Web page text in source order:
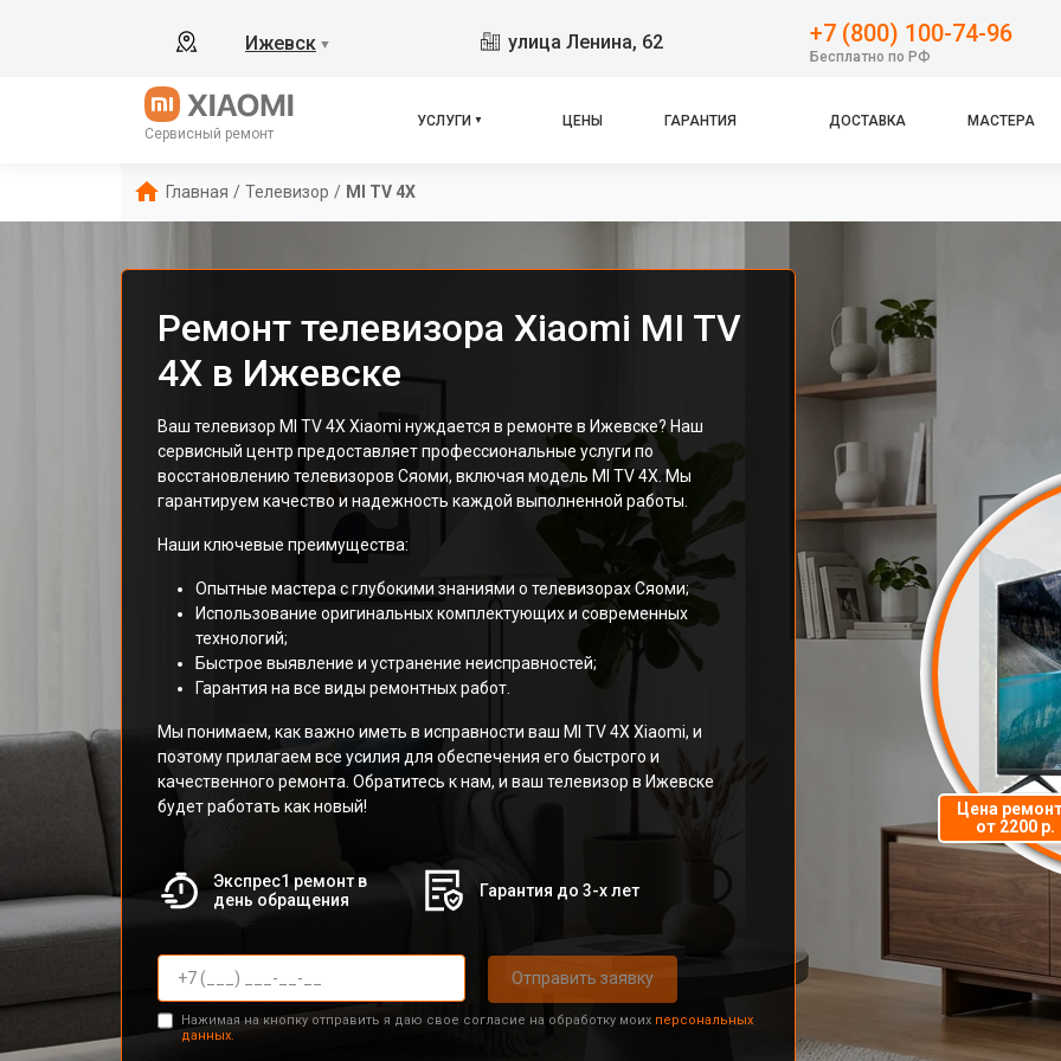
Ижевск ▼ улица Ленина, 62 +7 (800) 100-74-96
Бесплатно по РФ
Сервисный ремонт
УСЛУГИ ЦЕНЫ ГАРАНТИЯ ДОСТАВКА МАСТЕРА
Главная / Телевизор / MI TV 4X
Ремонт телевизора Xiaomi MI TV
4X в Ижевске
Ваш телевизор MI TV 4X Xiaomi нуждается в ремонте в Ижевске? Наш
сервисный центр предоставляет профессиональные услуги по
восстановлению телевизоров Сяоми, включая модель MI TV 4X. Мы
гарантируем качество и надежность каждой выполненной работы.
Наши ключевые преимущества:
Опытные мастера с глубокими знаниями о телевизорах Сяоми;
Использование оригинальных комплектующих и современных
технологий;
Быстрое выявление и устранение неисправностей;
Гарантия на все виды ремонтных работ.
Мы понимаем, как важно иметь в исправности ваш MI TV 4X Xiaomi, и
поэтому прилагаем все усилия для обеспечения его быстрого и
качественного ремонта. Обратитесь к нам, и ваш телевизор в Ижевске
будет работать как новый!
Экспрес1 ремонт в
день обращения
Гарантия до 3-х лет
Отправить заявку
Нажимая на кнопку отправить я даю свое согласие на обработку моих персональных
данных.
Цена
от 2200 р.